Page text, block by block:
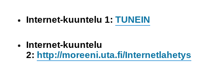
Internet-kuuntelu 1:TUNEIN
Internet-kuuntelu
2: http://moreeni.uta.fi/Internetlahetys